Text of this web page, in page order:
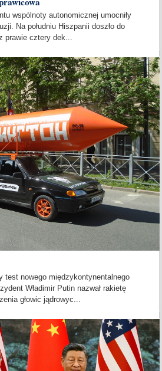
wspólnoty autonomicznej umocniły
Na południu Hiszpanii doszło do
prawie cztery dek...
test nowego międzykontynentalnego
Władimir Putin nazwał rakietę
głowic jądrowyc...